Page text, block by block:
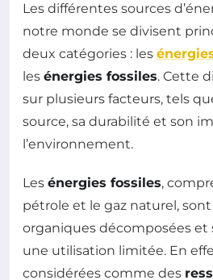
Les différentes sources
notre monde se divisent
deux catégories : les
les énergies fossiles. Cette
sur plusieurs facteurs, tels
source, sa durabilité et son
l’environnement.
Les énergies fossiles,
pétrole et le gaz naturel,
organiques décomposées et
une utilisation limitée. En
considérées comme des